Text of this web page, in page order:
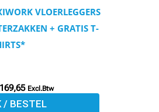
VLOERLEGGERS
+ GRATIS T-
169,65 Excl.Btw
/ BESTEL
variaties.
Deze
optie
worden
op